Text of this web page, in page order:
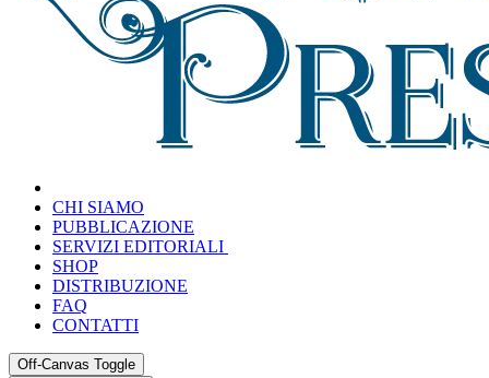
CHI SIAMO
PUBBLICAZIONE
SERVIZI EDITORIALI
SHOP
DISTRIBUZIONE
FAQ
CONTATTI
Off-Canvas Toggle